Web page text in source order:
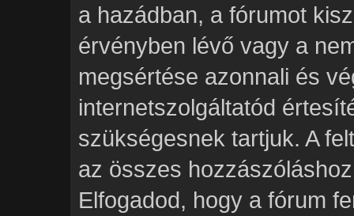
a hazádban, a fórumot
érvényben lévő vagy a
megsértése azonnali és
internetszolgáltatód
szükségesnek tartjuk. A
az összes
Elfogadod, hogy a fórum